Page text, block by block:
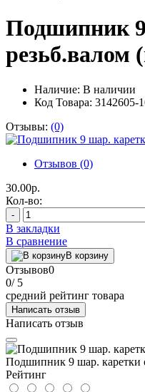
Подшипник
Наличие: В наличии
Код Товара: 3142605-
Отзывы: (0)
Отзывов (0)
30.00р.
Кол-во:
-
В закладки
В сравнение
В корзину
Отзывов0
0/ 5
средний рейтинг товара
Написать отзыв
Написать отзыв
Подшипник 9 шар. каретки
Рейтинг